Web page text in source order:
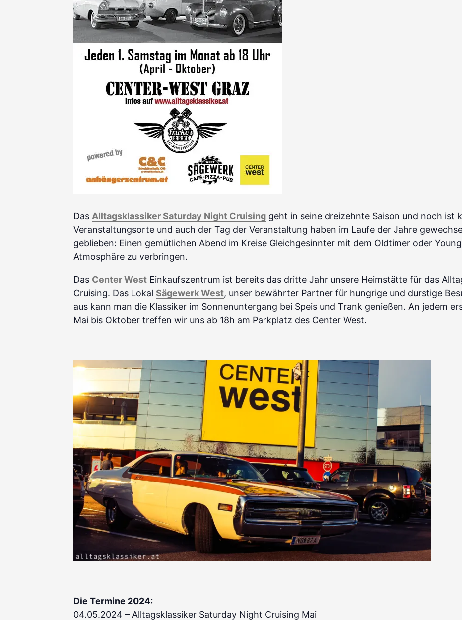
Das Alltagsklassiker Saturday Night Cruising geht in seine dreizehnte Saison und noch ist
Veranstaltungsorte und auch der Tag der Veranstaltung haben im Laufe der Jahre
geblieben: Einen gemütlichen Abend im Kreise Gleichgesinnter mit dem Oldtimer oder
Atmosphäre zu verbringen.
Das Center West Einkaufszentrum ist bereits das dritte Jahr unsere Heimstätte für das
Cruising. Das Lokal Sägewerk West, unser bewährter Partner für hungrige und durstige
aus kann man die Klassiker im Sonnenuntergang bei Speis und Trank genießen. An jedem
Mai bis Oktober treffen wir uns ab 18h am Parkplatz des Center West.
Die Termine 2024:
04.05.2024 – Alltagsklassiker Saturday Night Cruising Mai